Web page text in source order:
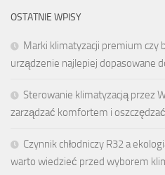
OSTATNIE WPISY
Marki klimatyzacji premium czy
urządzenie najlepiej dopasowane
Sterowanie klimatyzacją przez
zarządzać komfortem i
Czynnik chłodniczy R32 a
warto wiedzieć przed wyborem